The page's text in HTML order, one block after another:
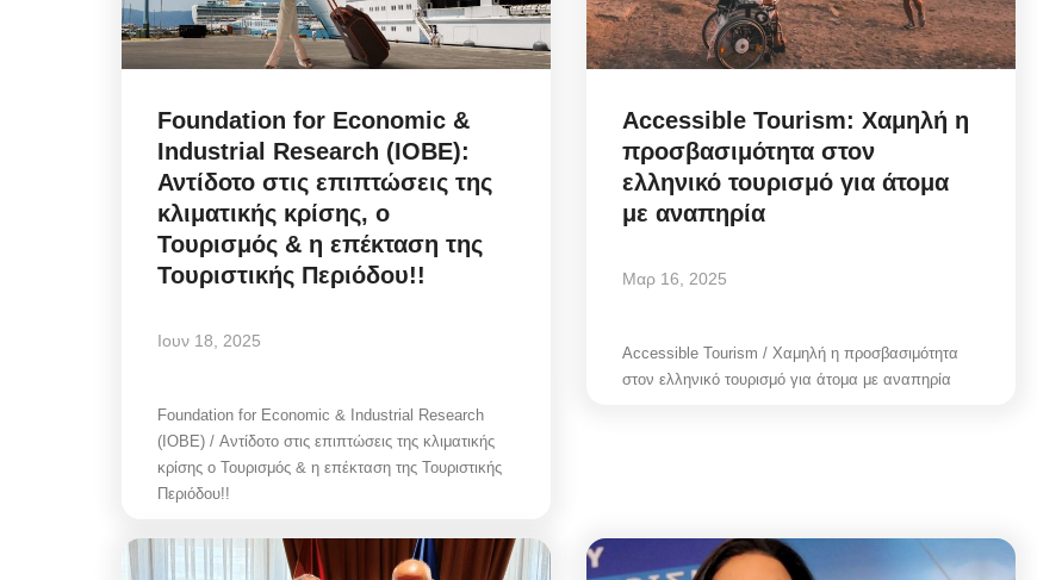
Foundation for Economic &
Industrial Research (IOBE):
Αντίδοτο στις επιπτώσεις της
κλιματικής κρίσης, ο
Τουρισμός & η επέκταση της
Τουριστικής Περιόδου!!
Ιουν 18, 2025
Foundation for Economic & Industrial Research
(IOBE) / Αντίδοτο στις επιπτώσεις της κλιματικής
κρίσης ο Τουρισμός & η επέκταση της Τουριστικής
Περιόδου!!
Accessible Tourism: Χαμηλή η
προσβασιμότητα στον
ελληνικό τουρισμό για άτομα
με αναπηρία
Μαρ 16, 2025
Accessible Tourism / Χαμηλή η προσβασιμότητα
στον ελληνικό τουρισμό για άτομα με αναπηρία